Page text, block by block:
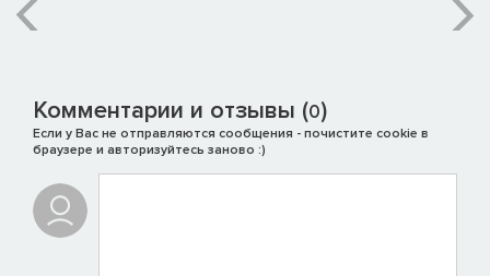
Комментарии и отзывы (0)
Если у Вас не отправляются сообщения - почистите cookie в
браузере и авторизуйтесь заново :)